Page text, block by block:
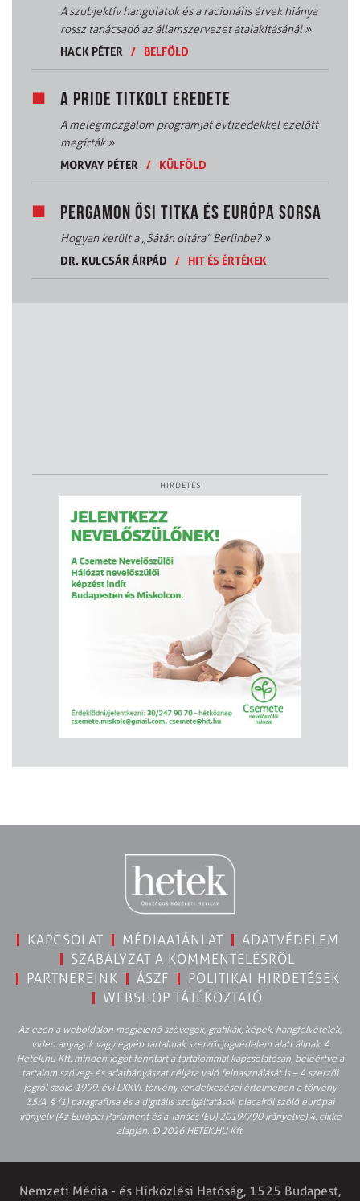
A szubjektív hangulatok és a racionális érvek hiánya
rossz tanácsadó az államszervezet átalakításánál»
HACK PÉTER
/ BELFÖLD
A PRIDE TITKOLT EREDETE
A melegmozgalom programját évtizedekkel ezelőtt
megírták»
MORVAY PÉTER
/ KÜLFÖLD
PERGAMON ŐSI TITKA ÉS EURÓPA SORSA
Hogyan került a „Sátán oltára” Berlinbe?»
DR. KULCSÁR ÁRPÁD
/ HIT ÉS ÉRTÉKEK
HIRDETÉS
KAPCSOLAT MÉDIAAJÁNLAT
ADATVÉDELEM
SZABÁLYZAT A KOMMENTELÉSRŐL
PARTNEREINK
ÁSZF
POLITIKAI HIRDETÉSEK
WEBSHOP TÁJÉKOZTATÓ
Az ezen a weboldalon megjelenő szövegek, grafikák, képek, hangfelvételek,
video anyagok vagy egyéb tartalmak szerzői jogvédelem alatt állnak. A
Hetek.hu Kft. minden jogot fenntart a tartalommal kapcsolatosan, beleértve a
tartalom szöveg- és adatbányászat céljára való felhasználását is – A szerzői
jogról szóló 1999. évi LXXVI. törvény rendelkezései értelmében a törvény
35/A. § (1) paragrafusa és a digitális szolgáltatások piacairól szóló európai
irányelv (Az Európai Parlament és a Tanács (EU) 2019/790 Irányelve) 4. cikke
alapján. © 2026 HETEK.HU Kft.
Nemzeti Média - és Hírközlési Hatóság, 1525 Budapest,